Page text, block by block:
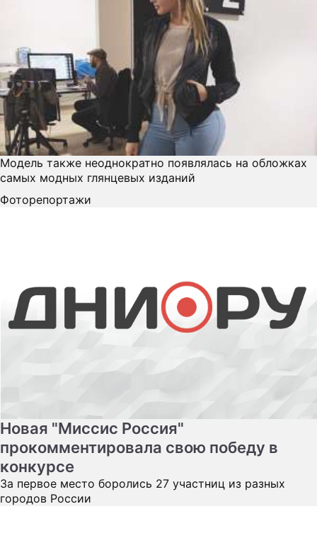
Модель также неоднократно появлялась на обложках
самых модных глянцевых изданий
Фоторепортажи
Новая "Миссис Россия"
прокомментировала свою победу в
конкурсе
За первое место боролись 27 участниц из разных
городов России